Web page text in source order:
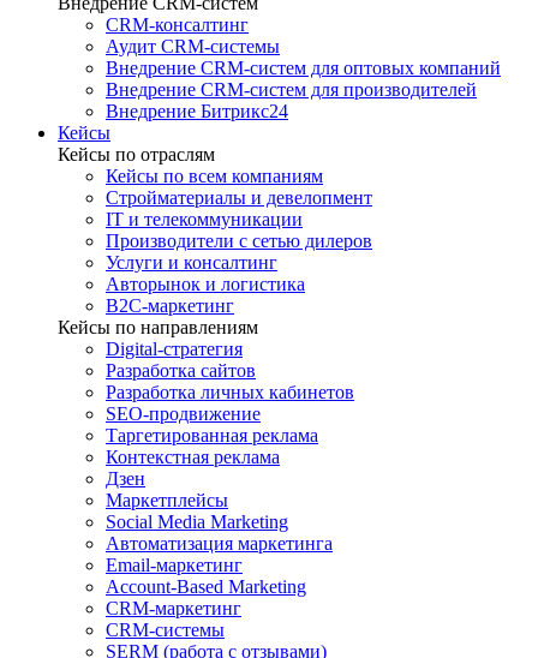
CRM-консалтинг
Аудит CRM-системы
Внедрение CRM-систем для оптовых компаний
Внедрение CRM-систем для производителей
Внедрение Битрикс24
Кейсы
Кейсы по отраслям
Кейсы по всем компаниям
Стройматериалы и девелопмент
IT и телекоммуникации
Производители с сетью дилеров
Услуги и консалтинг
Авторынок и логистика
B2С-маркетинг
Кейсы по направлениям
Digital-стратегия
Разработка сайтов
Разработка личных кабинетов
SEO-продвижение
Таргетированная реклама
Контекстная реклама
Дзен
Маркетплейсы
Social Media Marketing
Автоматизация маркетинга
Email-маркетинг
Account-Based Marketing
CRM-маркетинг
CRM-системы
SERM (работа с отзывами)